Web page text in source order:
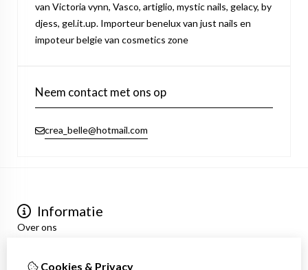
van Victoria vynn, Vasco, artiglio, mystic nails, gelacy, by
djess, gel.it.up. Importeur benelux van just nails en
impoteur belgie van cosmetics zone
Neem contact met ons op
crea_belle@hotmail.com
Informatie
Over ons
Algemene voorwaarden
Cookies & Privacy